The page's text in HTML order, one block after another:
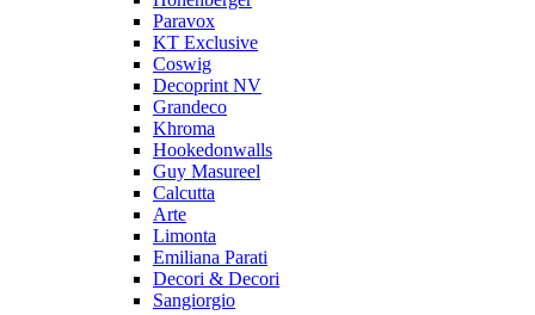
Paravox
KT Exclusive
Coswig
Decoprint NV
Grandeco
Khroma
Hookedonwalls
Guy Masureel
Calcutta
Arte
Limonta
Emiliana Parati
Decori & Decori
Sangiorgio